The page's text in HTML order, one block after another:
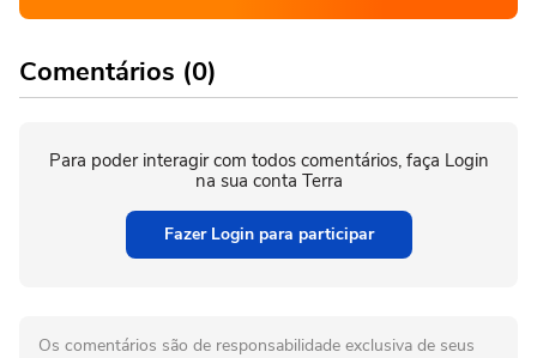
Comentários (0)
Para poder interagir com todos comentários, faça Login
na sua conta Terra
Fazer Login para participar
Os comentários são de responsabilidade exclusiva de seus